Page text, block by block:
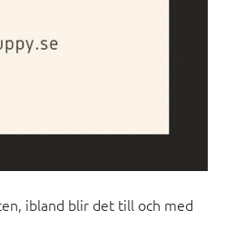
ibland blir det till och med